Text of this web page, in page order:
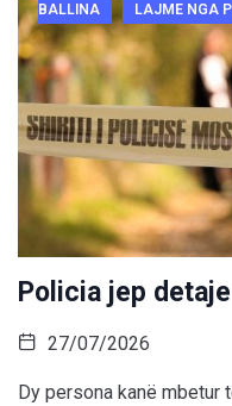
BALLINA LAJME NGA
Policia jep
27/07/2026
Dy persona kanë mbetur